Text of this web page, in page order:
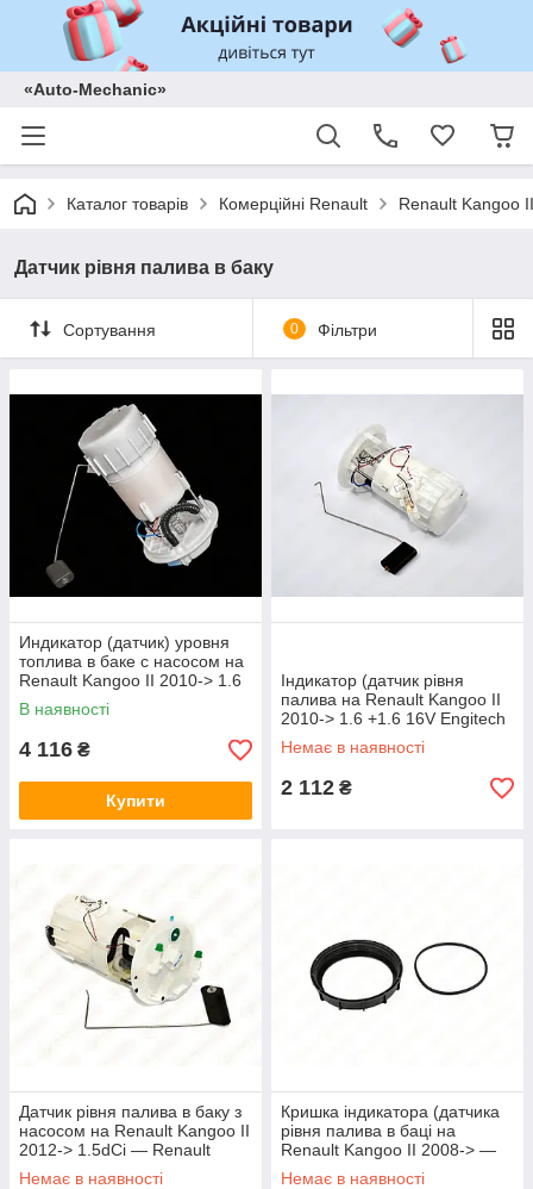
«Auto-Mechanic»
Каталог товарів Комерційні Renault Renault Kangoo
Датчик рівня палива в баку
Сортування 0 Фільтри
Индикатор (датчик) уровня
топлива в баке с насосом на
Renault Kangoo II 2010-> 1.6
16V+1.6 - HUCO - 133507
В наявності
4 116 ₴
Купити
Індикатор (датчик рівня
палива на Renault Kangoo II
2010-> 1.6 +1.6 16V Engitech
(Польща) - ENT100089
Немає в наявності
2 112 ₴
Датчик рівня палива в баку з
насосом на Renault Kangoo II
2012-> 1.5dCi — Renault
(Оригинал) - 172027726R
Немає в наявності
Кришка індикатора (датчика
рівня палива в баці на
Renault Kangoo II 2008-> —
STC - MC03876
Немає в наявності